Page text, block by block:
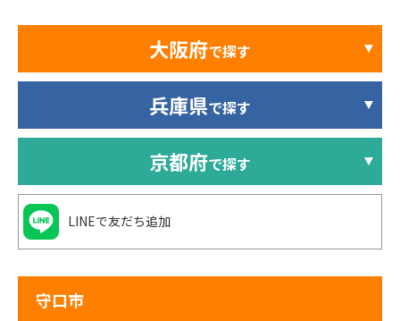
守口市
大阪府で探す
兵庫県で探す
京都府で探す
LINEで友だち追加